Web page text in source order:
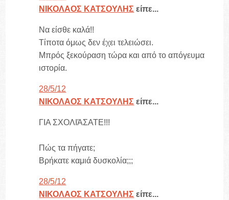
ΝΙΚΟΛΑΟΣ ΚΑΤΣΟΥΛΗΣ είπε...
Να είσθε καλά!!
Τίποτα όμως δεν έχει τελειώσει.
Μπρός ξεκούραση τώρα και από το απόγευμα
ιστορία.
28/5/12
ΝΙΚΟΛΑΟΣ ΚΑΤΣΟΥΛΗΣ είπε...
ΓΙΑ ΣΧΟΛΙΆΣΑΤΕ!!!
Πώς τα πήγατε;
Βρήκατε καμιά δυσκολία;;;
28/5/12
ΝΙΚΟΛΑΟΣ ΚΑΤΣΟΥΛΗΣ είπε...